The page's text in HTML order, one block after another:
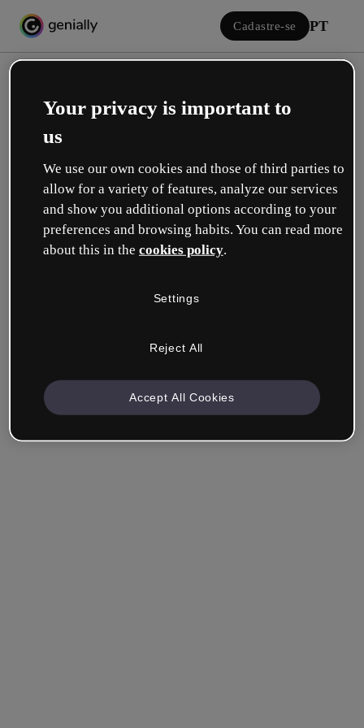
Cadastre-se PT
Iniciar sessão
Inicie sessão com o Google
Mantenha-me conectado Esqueceu sua senha?
Your privacy is important to
us
We use our own cookies and those of third parties to
allow for a variety of features, analyze our services
and show you additional options according to your
preferences and browsing habits. You can read more
about this in the cookies policy.
Settings
Reject All
Accept All Cookies